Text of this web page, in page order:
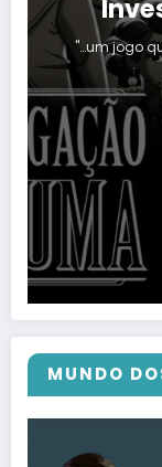
"…um jogo
MUNDO